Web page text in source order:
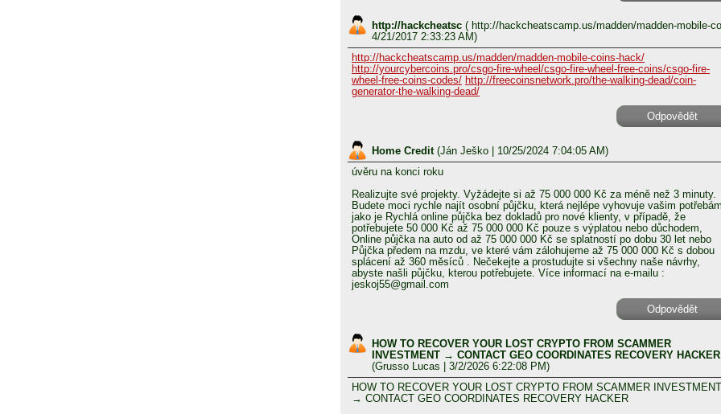
http://hackcheatsc ( http://hackcheatscamp.us/madden/madden-mobile-co
4/21/2017 2:33:23 AM)
http://hackcheatscamp.us/madden/madden-mobile-coins-hack/
http://yourcybercoins.pro/csgo-fire-wheel/csgo-fire-wheel-free-coins/csgo-fire-
wheel-free-coins-codes/ http://freecoinsnetwork.pro/the-walking-dead/coin-
generator-the-walking-dead/
Odpovědět
Home Credit (Ján Ješko
| 10/25/2024 7:04:05 AM)
úvěru na konci roku
Realizujte své projekty. Vyžádejte si až 75 000 000 Kč za méně než 3 minuty.
Budete moci rychle najít osobní půjčku, která nejlépe vyhovuje vašim
jako je Rychlá online půjčka bez dokladů pro nové klienty, v případě, že
potřebujete 50 000 Kč až 75 000 000 Kč pouze s výplatou nebo důchodem,
Online půjčka na auto od až 75 000 000 Kč se splatností po dobu 30 let nebo
Půjčka předem na mzdu, ve které vám zálohujeme až 75 000 000 Kč s dobou
splácení až 360 měsíců . Nečekejte a prostudujte si všechny naše návrhy,
abyste našli půjčku, kterou potřebujete. Více informací na e-mailu :
jeskoj55@gmail.com
Odpovědět
HOW TO RECOVER YOUR LOST CRYPTO FROM SCAMMER
INVESTMENT → CONTACT GEO COORDINATES RECOVERY HACKER
(Grusso Lucas | 3/2/2026 6:22:08 PM)
HOW TO RECOVER YOUR LOST CRYPTO FROM SCAMMER INVESTMENT
→ CONTACT GEO COORDINATES RECOVERY HACKER